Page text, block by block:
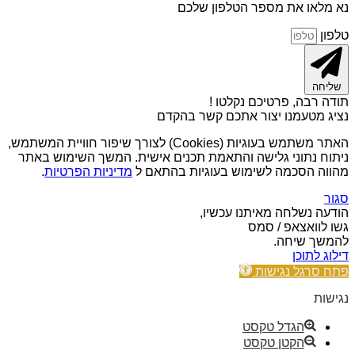
נא מלאו את מספר הטלפון שלכם
טלפון
שליחה
תודה רבה, פרטיכם נקלטו !
נציג מטעמנו יצור אתכם קשר בהקדם
האתר משתמש בעוגיות (Cookies) לצורך שיפור חוויית המשתמש,
ניתוח נתוני גלישה והתאמת תכנים אישית. המשך השימוש באתר
מהווה הסכמה לשימוש בעוגיות בהתאם ל מדיניות הפרטיות.
סגור
הודעה נשלחה מאיתנו עכשיו,
גשו לוואצאפ / סמס
להמשך שיחה.
דילוג לתוכן
פתח סרגל נגישות
נגישות
הגדל טקסט
הקטן טקסט